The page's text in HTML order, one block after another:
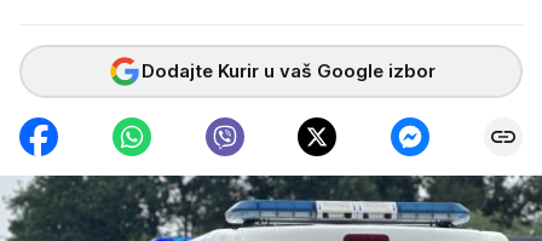
Dodajte Kurir u vaš Google izbor